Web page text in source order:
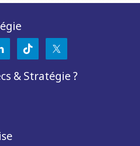
& Stratégie ?